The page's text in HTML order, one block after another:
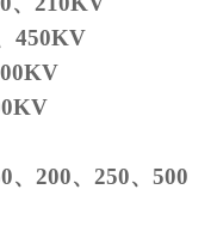
450KV
、 200、 250、 500